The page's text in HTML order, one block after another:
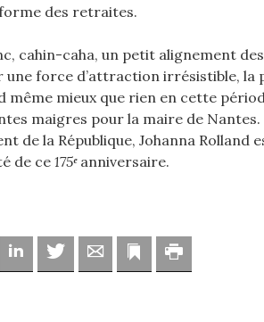
des retraites.
cahin-caha, un petit alignement
une force d’attraction irrésistible, la
même mieux que rien en cette
maigres pour la maire de Nantes.
de la République, Johanna Rolland
de ce 175ᵉ anniversaire.
Linkedin Twitter Adresse mailMarque-page